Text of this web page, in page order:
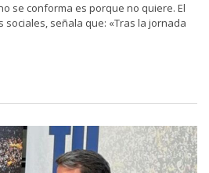
se conforma es porque no quiere. El
sociales, señala que: «Tras la jornada